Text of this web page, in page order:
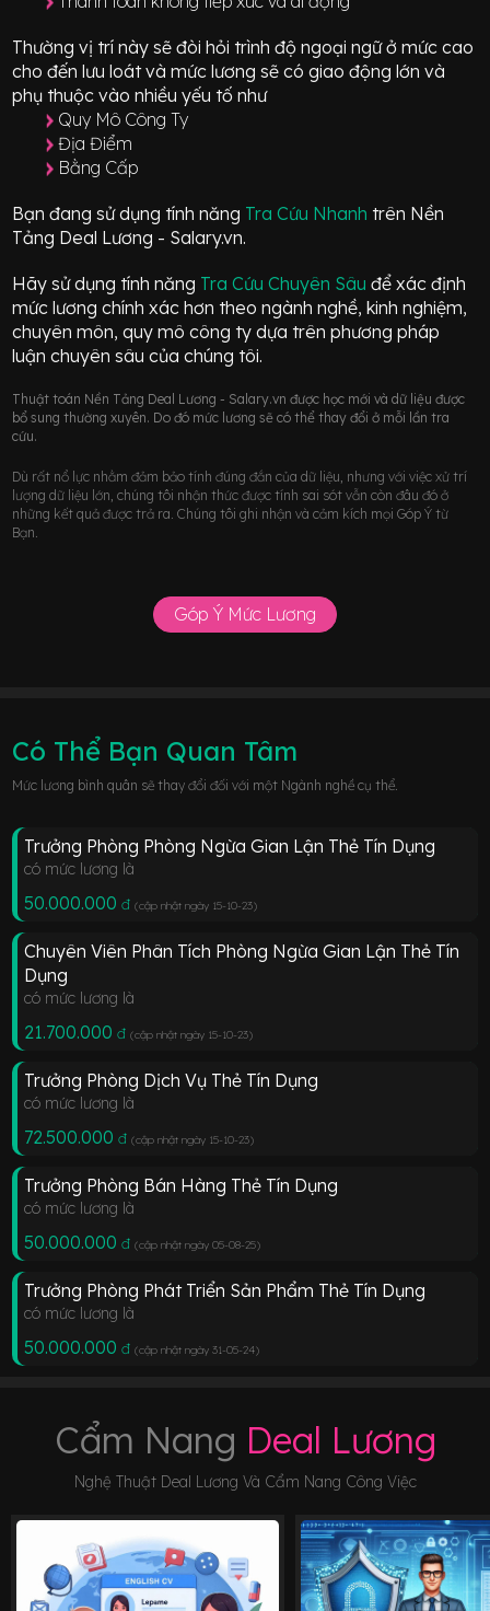
Thường vị trí này sẽ đòi hỏi trình độ ngoại ngữ ở mứccao
cho đến lưu loát và mức lương sẽ có giao độnglớn và
phụ thuộc vào nhiều yếu tố như
Quy Mô Công Ty
Địa Điểm
Bằng Cấp
Bạn đang sử dụng tính năng Tra Cứu Nhanh trên Nền
Tảng Deal Lương - Salary.vn.
Hãy sử dụng tính năng Tra Cứu Chuyên Sâuđể xác định
mức lương chính xác hơn theo ngành nghề, kinh nghiệm,
chuyên môn, quy mô công ty dựa trên phương pháp
luận chuyên sâu của chúng tôi.
Thuật toán Nền Tảng Deal Lương - Salary.vn được học mới và dữ liệu được
bổ sung thường xuyên. Do đó mức lương sẽ có thể thay đổi ở mỗi lần tra
cứu.
Dù rất nổ lực nhằm đảm bảo tính đúng đắn của dữ liệu, nhưng với việc xử trí
lượng dữ liệu lớn, chúng tôi nhận thức được tính sai sót vẫn còn đâu đó ở
những kết quả được trả ra. Chúng tôi ghi nhận và cảm kích mọi Góp Ý từ
Bạn.
Góp Ý Mức Lương
Có Thể Bạn Quan Tâm
Mức lương bình quân sẽ thay đổi đối với một Ngành nghề cụ thể.
Trưởng Phòng Phòng Ngừa Gian Lận Thẻ Tín Dụng
có mức lương là
50.000.000 đ (cập nhật ngày 15-10-23)
Chuyên Viên Phân Tích Phòng Ngừa Gian Lận Thẻ Tín
Dụng
có mức lương là
21.700.000 đ (cập nhật ngày 15-10-23)
Trưởng Phòng Dịch Vụ Thẻ Tín Dụng
có mức lương là
72.500.000 đ (cập nhật ngày 15-10-23)
Trưởng Phòng Bán Hàng Thẻ Tín Dụng
có mức lương là
50.000.000 đ (cập nhật ngày 05-08-25)
Trưởng Phòng Phát Triển Sản Phẩm Thẻ Tín Dụng
có mức lương là
50.000.000 đ (cập nhật ngày 31-05-24)
Cẩm Nang Deal Lương
Nghệ Thuật Deal Lương Và Cẩm Nang Công Việc